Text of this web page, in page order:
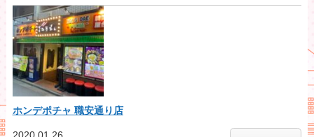
ホンデポチャ 職安通り店